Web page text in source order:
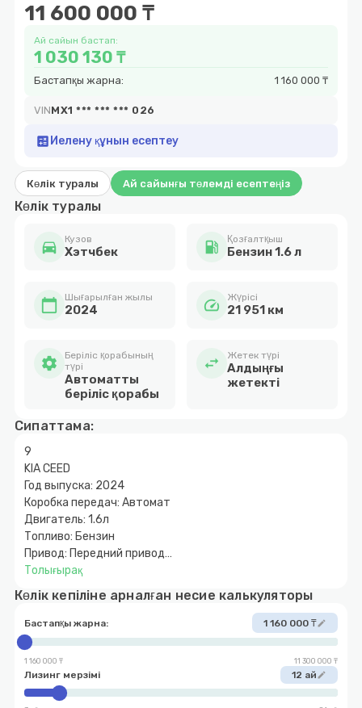
11 600 000 ₸
Ай сайын бастап:
1 030 130 ₸
Бастапқы жарна: 1 160 000 ₸
VINMX1 *** *** *** 026
calculate Иелену құнын есептеу
Көлік туралы Ай сайынғы төлемді есептеңіз
Көлік туралы
directions_car Кузов
Хэтчбек local_gas_station Қозғалтқыш
Бензин 1.6 л
calendar_today Шығарылған жылы
2024 speed Жүрісі
21 951 км
settings
Беріліс қорабының
түрі
Автоматты
беріліс қорабы
swap_horiz Жетек түрі
Алдыңғы
жетекті
Сипаттама:
9
KIA CEED
Год выпуска: 2024
Коробка передач: Автомат
Двигатель: 1.6л
Топливо: Бензин
Привод: Передний привод
Растаможен в Казахстане: Да
Цена: 11.622.827
Первоначальный взнос: От: 10-15%
Ждем Вас по адресу: г. Талдыкорган ул.Абая 328/1
菌+7 700 177 1807
Администратор
国+7 747 248 2452
Контроль качества #автосалон #машины
Толығырақ
Көлік кепіліне арналған несие калькуляторы
Бастапқы жарна: 1 160 000 ₸edit
1 160 000 ₸ 11 300 000 ₸
Лизинг мерзімі 12 айedit